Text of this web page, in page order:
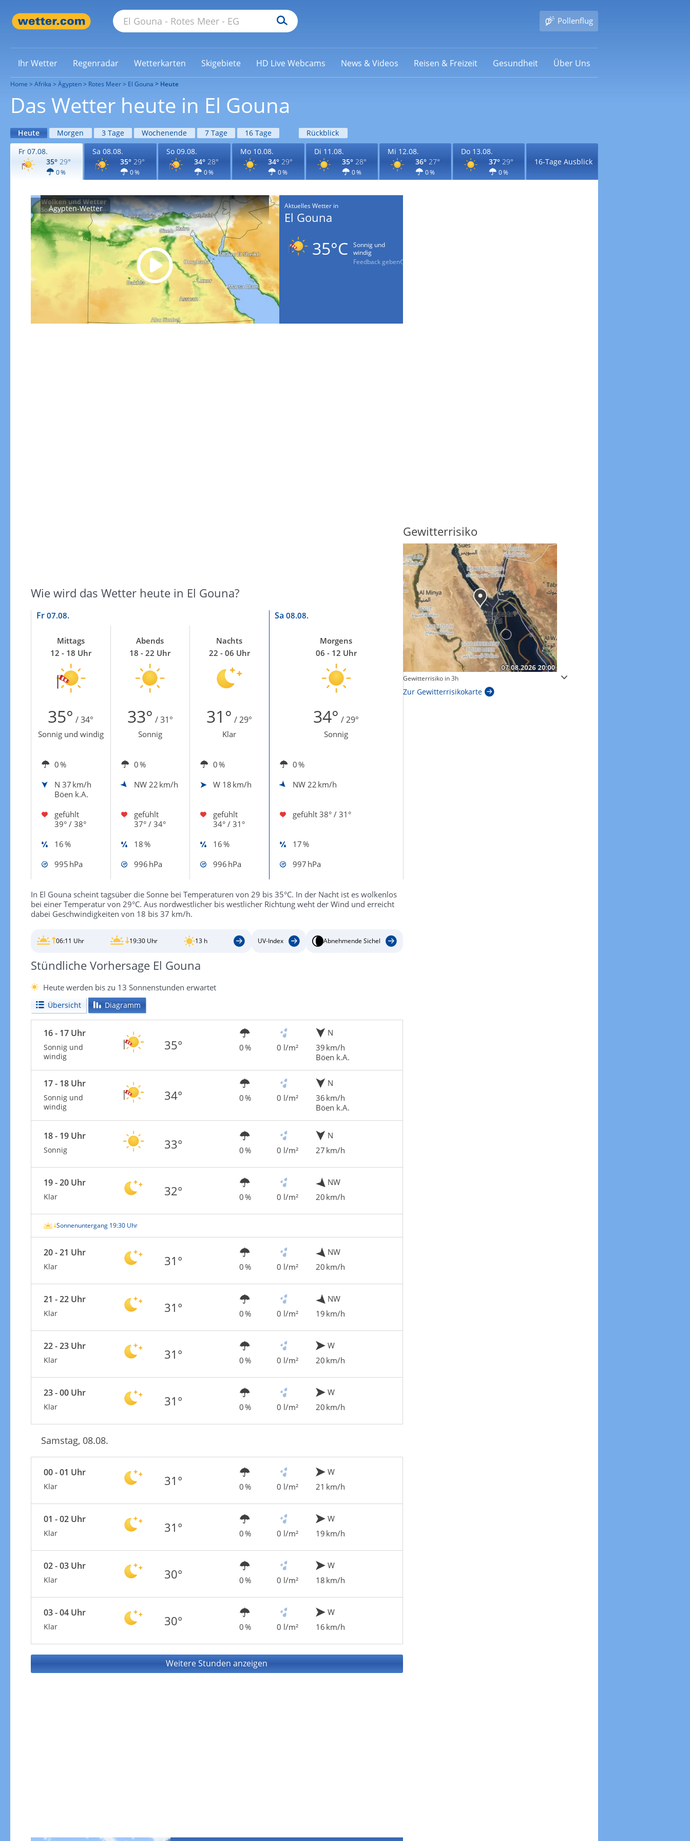
Pollenflug
Ihr Wetter Regenradar Wetterkarten Skigebiete HD Live Webcams News & Videos Reisen & Freizeit Gesundheit Über Uns
Home Afrika Ägypten Rotes Meer El Gouna Heute
Das Wetter heute in El Gouna
Heute Morgen 3 Tage Wochenende 7 Tage 16 Tage
Rückblick
Fr 07.08.
35° 29°
0 %
Sa 08.08.
35° 29°
0 %
So 09.08.
34° 28°
0 %
Mo 10.08.
34° 29°
0 %
Di 11.08.
35° 28°
0 %
Mi 12.08.
36° 27°
0 %
Do 13.08.
37° 29°
0 %
16-Tage Ausblick
Ägypten-Wetter Aktuelles Wetter in
El Gouna
35°C
Sonnig und
windig
Feedback geben
Wie wird das Wetter heute in El Gouna?
Fr 07.08. Sa 08.08.
Mittags
12 - 18 Uhr
Abends
18 - 22 Uhr
Nachts
22 - 06 Uhr
Morgens
06 - 12 Uhr
35° / 34° 33° / 31° 31° / 29° 34° / 29°
Sonnig und windig Sonnig Klar Sonnig
0 % 0 % 0 %
0 %
N 37 km/h
Böen k.A.
NW 22 km/h W 18 km/h NW 22 km/h
gefühlt
39° / 38°
gefühlt
37° / 34°
gefühlt
34° / 31°
gefühlt 38° / 31°
16 % 18 % 16 %
17 %
995 hPa
996 hPa 996 hPa 997 hPa
In El Gouna scheint tagsüber die Sonne bei Temperaturen von 29 bis 35°C. In der Nacht ist es wolkenlos
bei einer Temperatur von 29°C. Aus nordwestlicher bis westlicher Richtung weht der Wind und erreicht
dabei Geschwindigkeiten von 18 bis 37 km/h.
06:11 Uhr 19:30 Uhr 13 h UV-Index Abnehmende Sichel
Stündliche Vorhersage El Gouna
Heute werden bis zu 13 Sonnenstunden erwartet
Übersicht Diagramm
16 - 17 Uhr
Sonnig und
windig
35° 0 % 0 l/m²
N
39 km/h
Böen k.A.
17 - 18 Uhr
Sonnig und
windig
34° 0 % 0 l/m²
N
36 km/h
Böen k.A.
18 - 19 Uhr
Sonnig 33° 0 % 0 l/m²
N
27 km/h
19 - 20 Uhr
Klar 32° 0 % 0 l/m²
NW
20 km/h
Sonnenuntergang 19:30 Uhr
20 - 21 Uhr
Klar 31° 0 % 0 l/m²
NW
20 km/h
21 - 22 Uhr
Klar 31° 0 % 0 l/m²
NW
19 km/h
22 - 23 Uhr
Klar 31° 0 % 0 l/m²
W
20 km/h
23 - 00 Uhr
Klar 31° 0 % 0 l/m²
W
20 km/h
Samstag, 08.08.
00 - 01 Uhr
Klar 31° 0 % 0 l/m²
W
21 km/h
01 - 02 Uhr
Klar 31° 0 % 0 l/m²
W
19 km/h
02 - 03 Uhr
Klar 30° 0 % 0 l/m²
W
18 km/h
03 - 04 Uhr
Klar 30° 0 % 0 l/m²
W
16 km/h
Weitere Stunden anzeigen
Windgeschwindigkeiten in 3h
Zur Windgeschwindigkeitenkarte
Sonnenschein heute
Zur Sonnenscheindauerkarte
Gewitterrisiko
Gewitterrisiko in 3h
Zur Gewitterrisikokarte
Windböen heute